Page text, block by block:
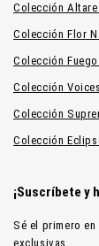
Colección
Colección Flor
Colección
Colección
Colección
Colección
¡Suscríbete y
Sé el primero
exclusivas.